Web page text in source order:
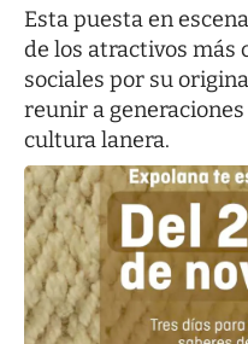
Esta puesta en
de los atractivos más
sociales por su
reunir a
cultura lanera.